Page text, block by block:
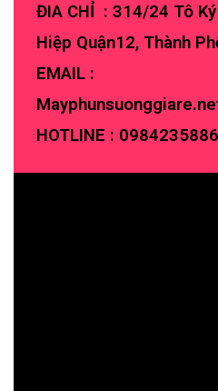
ĐIA CHỈ : 314/24 Tô
Hiệp Quận12, Thành
EMAIL :
HOTLINE : 0984235886